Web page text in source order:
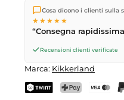
Spediamo direttamente dal
Svizzera.Consegna
effettuati entro le
giorno lavorativo
venerdì, ore 17.
Cosa dicono i clienti sulla
★★★★★
“Consegna
Recensioni clienti verificate
Marca: Kikkerland